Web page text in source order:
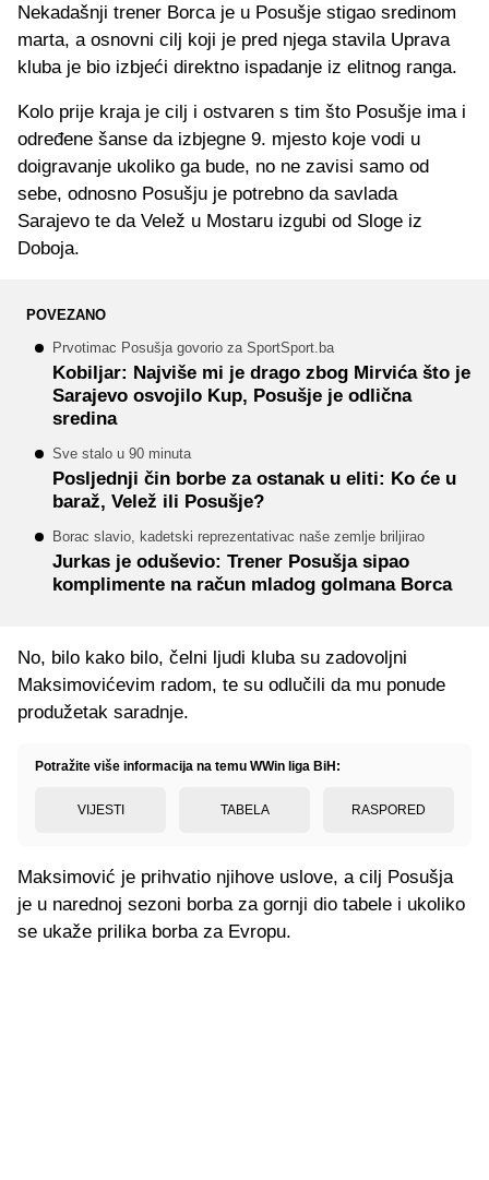
Nekadašnji trener Borca je u Posušje stigao sredinom
marta, a osnovni cilj koji je pred njega stavila Uprava
kluba je bio izbjeći direktno ispadanje iz elitnog ranga.
Kolo prije kraja je cilj i ostvaren s tim što Posušje ima i
određene šanse da izbjegne 9. mjesto koje vodi u
doigravanje ukoliko ga bude, no ne zavisi samo od
sebe, odnosno Posušju je potrebno da savlada
Sarajevo te da Velež u Mostaru izgubi od Sloge iz
Doboja.
POVEZANO
Prvotimac Posušja govorio za SportSport.ba
Kobiljar: Najviše mi je drago zbog Mirvića što je
Sarajevo osvojilo Kup, Posušje je odlična
sredina
Sve stalo u 90 minuta
Posljednji čin borbe za ostanak u eliti: Ko će u
baraž, Velež ili Posušje?
Borac slavio, kadetski reprezentativac naše zemlje briljirao
Jurkas je oduševio: Trener Posušja sipao
komplimente na račun mladog golmana Borca
No, bilo kako bilo, čelni ljudi kluba su zadovoljni
Maksimovićevim radom, te su odlučili da mu ponude
produžetak saradnje.
Potražite više informacija na temu WWin liga BiH:
VIJESTI TABELA RASPORED
Maksimović je prihvatio njihove uslove, a cilj Posušja
je u narednoj sezoni borba za gornji dio tabele i ukoliko
se ukaže prilika borba za Evropu.